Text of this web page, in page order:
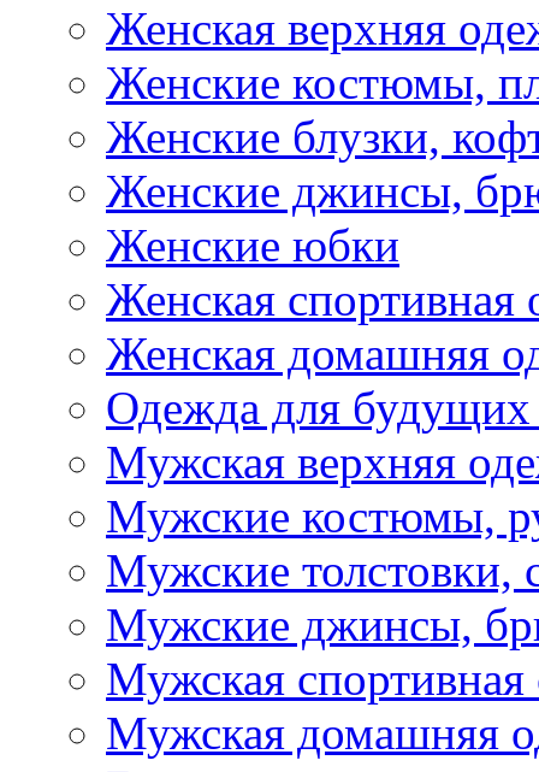
Женская верхняя
Женские костюмы,
Женские блузки,
Женские джинсы,
Женские юбки
Женская спортивная
Женская домашняя
Одежда для
Мужская верхняя
Мужские костюмы,
Мужские толстовки,
Мужские джинсы,
Мужская спортивная
Мужская домашняя